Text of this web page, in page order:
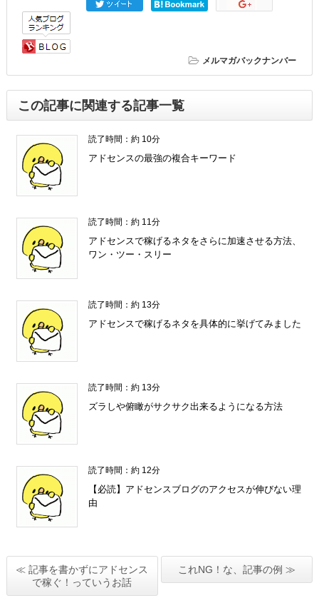
メルマガバックナンバー
この記事に関連する記事一覧
読了時間：約 10分
アドセンスの最強の複合キーワード
読了時間：約 11分
アドセンスで稼げるネタをさらに加速させる方法、
ワン・ツー・スリー
読了時間：約 13分
アドセンスで稼げるネタを具体的に挙げてみました
読了時間：約 13分
ズラしや俯瞰がサクサク出来るようになる方法
読了時間：約 12分
【必読】アドセンスブログのアクセスが伸びない理
由
≪ 記事を書かずにアドセンス
で稼ぐ！っていうお話
これNG！な、記事の例 ≫